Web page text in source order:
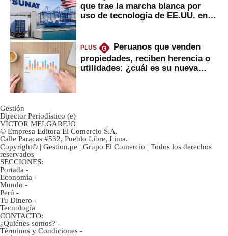
que trae la marcha blanca por
uso de tecnología de EE.UU. en
PLUS G
Peruanos que venden
propiedades, reciben herencia o
utilidades: ¿cuál es su nueva
Gestión
Director Periodístico (e)
VÍCTOR MELGAREJO
© Empresa Editora El Comercio S.A.
Calle Paracas #532, Pueblo Libre, Lima.
Copyright© | Gestion.pe | Grupo El Comercio | Todos los derechos
reservados
SECCIONES:
Portada -
Economía -
Mundo -
Perú -
Tu Dinero -
Tecnología
CONTACTO:
¿Quiénes somos? -
Términos y Condiciones -